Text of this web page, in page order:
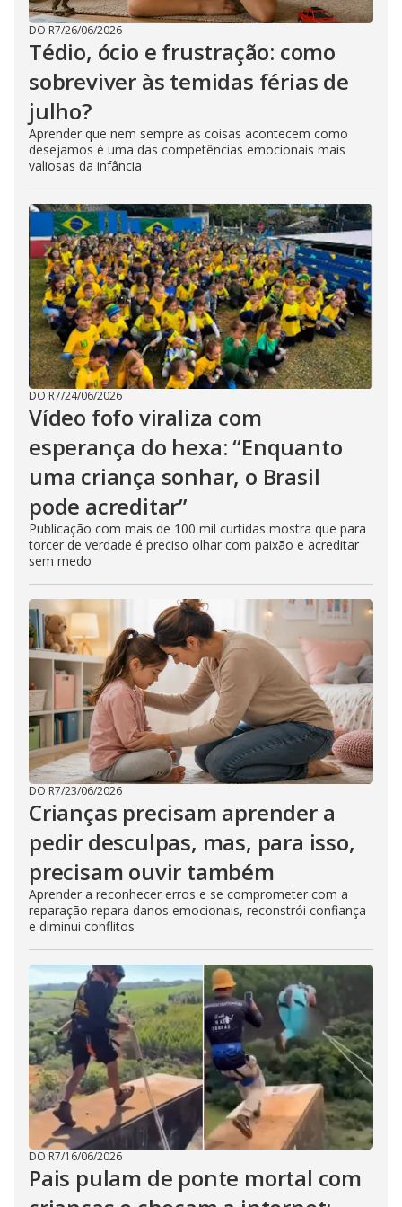
DO R7/26/06/2026
Tédio, ócio e frustração: como
sobreviver às temidas férias de
julho?
Aprender que nem sempre as coisas acontecem como
desejamos é uma das competências emocionais mais
valiosas da infância
DO R7/24/06/2026
Vídeo fofo viraliza com
esperança do hexa: “Enquanto
uma criança sonhar, o Brasil
pode acreditar”
Publicação com mais de 100 mil curtidas mostra que para
torcer de verdade é preciso olhar com paixão e acreditar
sem medo
DO R7/23/06/2026
Crianças precisam aprender a
pedir desculpas, mas, para isso,
precisam ouvir também
Aprender a reconhecer erros e se comprometer com a
reparação repara danos emocionais, reconstrói confiança
e diminui conflitos
DO R7/16/06/2026
Pais pulam de ponte mortal com